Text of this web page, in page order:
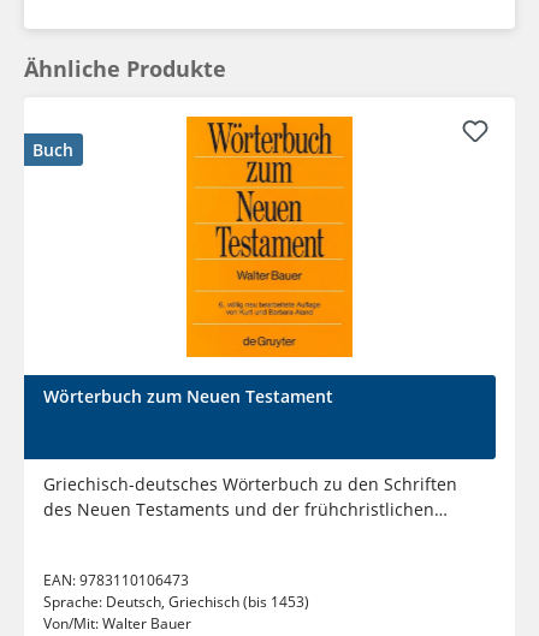
Ähnliche Produkte
Buch
Wörterbuch zum Neuen Testament
Griechisch-deutsches Wörterbuch zu den Schriften
des Neuen Testaments und der frühchristlichen
EAN:9783110106473
Sprache: Deutsch, Griechisch (bis 1453)
Von/Mit:Walter Bauer